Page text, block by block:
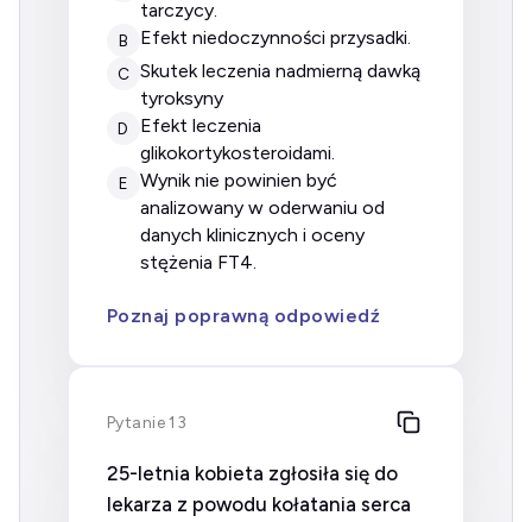
tarczycy.
B efekt niedoczynności przysadki.
C skutek leczenia nadmierną dawką
tyroksyny
D
efekt leczenia
glikokortykosteroidami.
E
wynik nie powinien być
analizowany w oderwaniu od
danych klinicznych i oceny
stężenia FT4.
Poznaj poprawną odpowiedź
Pytanie 13
25-letnia kobieta zgłosiła się do
lekarza z powodu kołatania serca